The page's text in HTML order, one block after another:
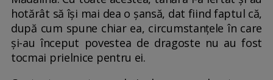
hotărât să își mai dea o șansă, dat fiind faptul că,
după cum spune chiar ea, circumstanțele în care
și-au început povestea de dragoste nu au fost
tocmai prielnice pentru ei.